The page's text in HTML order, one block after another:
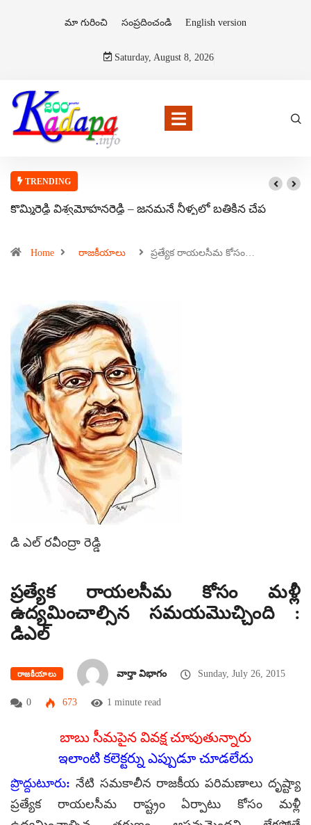
మా గురించి సంప్రదించండి English version
Saturday, August 8, 2026
TRENDING
కొమ్మిరెడ్డి విశ్వమోహనరెడ్డి – జనమనే నీళ్ళలో బతికిన చేప
Home రాజకీయాలు ప్రత్యేక రాయలసీమ కోసం…
డి ఎల్ రవీంద్రా రెడ్డి
ప్రత్యేక రాయలసీమ కోసం మళ్లీ
ఉద్యమించాల్సిన సమయమొచ్చింది :
డిఎల్
రాజకీయాలు వార్తా విభాగం Sunday, July 26, 2015
0 673 1 minute read
బాబు సీమపైన వివక్ష చూపుతున్నారు
ఇలాంటి కలెక్టర్ను ఎప్పుడూ చూడలేదు
ప్రొద్దుటూరు: నేటి సమకాలీన రాజకీయ పరిమణాలు దృష్ట్యా
ప్రత్యేక రాయలసీమ రాష్ట్రం ఏర్పాటు కోసం మళ్లీ